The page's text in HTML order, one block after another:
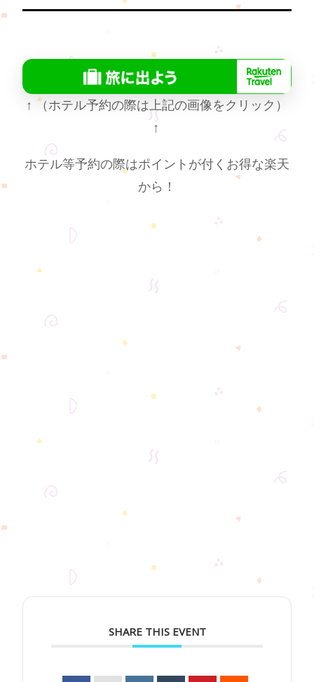
↑ （ホテル予約の際は上記の画像をクリック）
↑
ホテル等予約の際はポイントが付くお得な楽天
から！
SHARE THIS EVENT